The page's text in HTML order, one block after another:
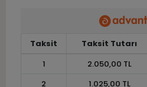
Taksit Taksit Tutarı
1
2.050,00 TL
2
1.025,00 TL